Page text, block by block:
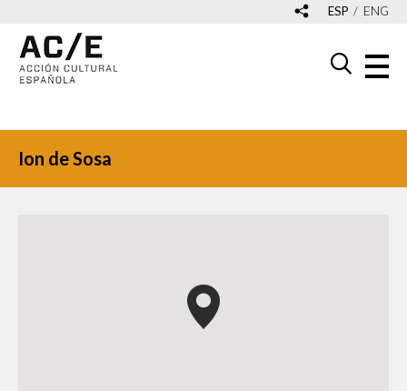
ESP ENG
Ion de Sosa